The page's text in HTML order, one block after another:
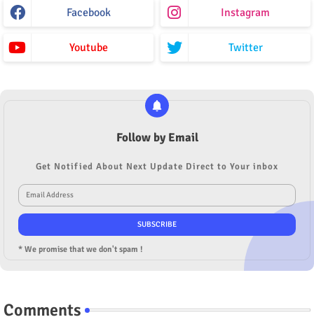
Facebook Instagram
Youtube Twitter
Follow by Email
Get Notified About Next Update Direct to Your inbox
* We promise that we don't spam !
Comments